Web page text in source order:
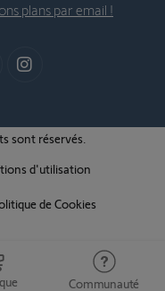
Communauté
plans par email !
sont réservés.
d'utilisation
de Cookies